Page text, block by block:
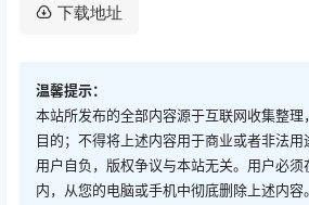
下载地址
温馨提示：
本站所发布的全部内容源于互联网收集整理
目的；不得将上述内容用于商业或者非法
用户自负，版权争议与本站无关。用户必
内，从您的电脑或手机中彻底删除上述内